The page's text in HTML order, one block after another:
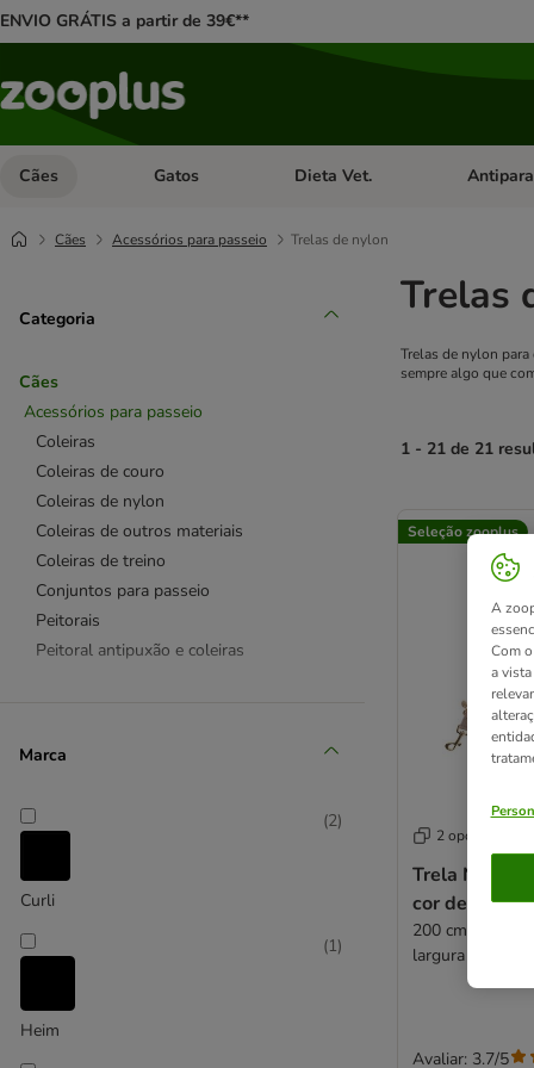
ENVIO GRÁTIS a partir de 39€**
Cães Abrir menu de categoria: Cães
Gatos Abrir menu de categoria: Gatos
Dieta Vet. Abrir
Cães Acessórios para passeio Trelas de nylon
Categoria
Cães
Acessórios para passeio
Coleiras
Coleiras de couro
Coleiras de nylon
Coleiras de outros materiais
Coleiras de treino
Conjuntos para passeio
Peitorais
Peitoral antipuxão e coleiras
Trelas flexi
Trelas extensíveis
Refletores
Acessórios para bicicleta
Acessórios para coleiras
Marca
Curli
(2)
Heim
(1)
Trelas
Trelas de nylon
sempre algo que
1 - 21 de 21
Seleção zooplus
2 opções
Trela Nomad
cor de areia
200 cm
largura -
Avaliar: 3.7/5
A
Com
a